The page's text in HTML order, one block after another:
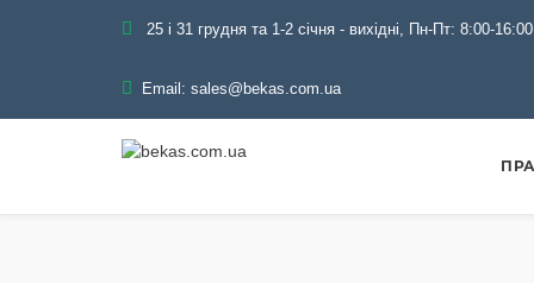
25 і 31 грудня та 1-2 січня - вихідні, Пн-Пт: 8:00-16:00
Email: sales@bekas.com.ua